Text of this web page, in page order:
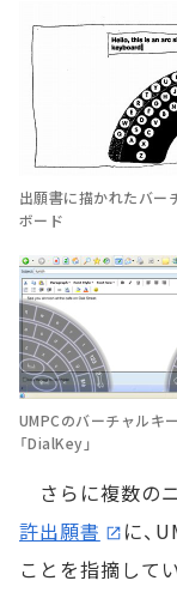
出願書に描かれたバー
ボード
UMPCのバーチャルキ
「DialKey」
さらに複数の
許出願書
に、
ことを指摘して